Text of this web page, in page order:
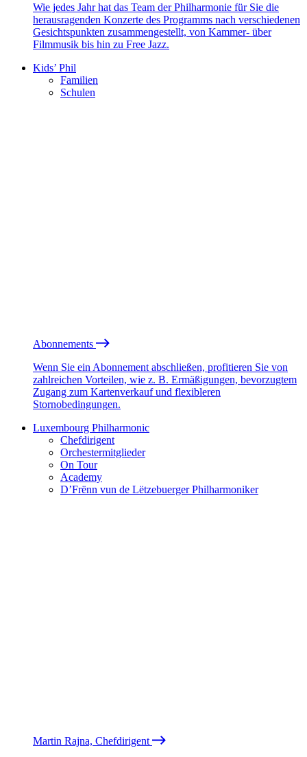
Wie jedes Jahr hat das Team der Philharmonie für Sie die
herausragenden Konzerte des Programms nach verschiedenen
Gesichtspunkten zusammengestellt, von Kammer- über
Filmmusik bis hin zu Free Jazz.
Kids’ Phil
Familien
Schulen
Abonnements
Wenn Sie ein Abonnement abschließen, profitieren Sie von
zahlreichen Vorteilen, wie z. B. Ermäßigungen, bevorzugtem
Zugang zum Kartenverkauf und flexibleren
Stornobedingungen.
Luxembourg Philharmonic
Chefdirigent
Orchestermitglieder
On Tour
Academy
D’Frënn vun de Lëtzebuerger Philharmoniker
Martin Rajna, Chefdirigent